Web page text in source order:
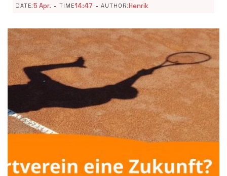
DATE:5 Apr. - TIME14:47 - AUTHOR:Henrik